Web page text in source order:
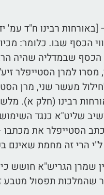
רבינו ח"ד עמ'
הכסף שבו. כלומר:
הכסף שבמדליה שהיה
מסרו למרן הסטייפלר
מעשר שני, מרן
רבינו (חלק א).
שליט"א כנגד
הסטייפלר את מכתבו
הרי זה מחמת שאינם
שמרן הגריש"א חושש
שהמלכות תפסול מטבע